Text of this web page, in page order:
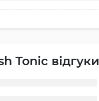
Tonic відгуки